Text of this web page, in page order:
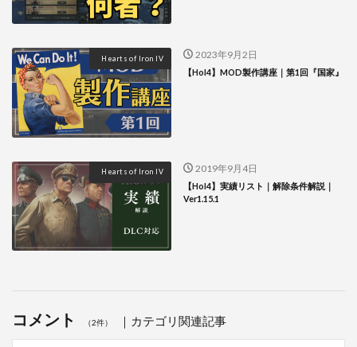
Hearts of Iron IV 2023年9月2日
【HoI4】MOD製作講座｜第1回『国家』
Hearts of Iron IV 2019年9月4日
【HoI4】実績リスト｜解除条件解説｜
Ver1.15.1
コメント （2件）